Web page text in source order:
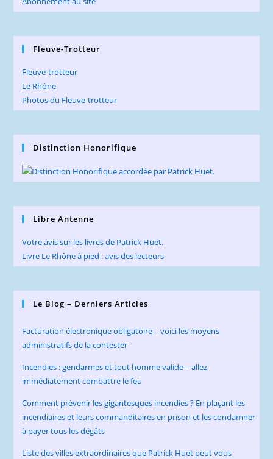
Fleuve-Trotteur
Fleuve-trotteur
Le Rhône
Photos du Fleuve-trotteur
Distinction Honorifique
Libre Antenne
Votre avis sur les livres de Patrick Huet.
Livre Le Rhône à pied : avis des lecteurs
Le Blog – Derniers Articles
Facturation électronique obligatoire – voici les moyens
administratifs de la contester
Incendies : gendarmes et tout homme valide – allez
immédiatement combattre le feu
Comment prévenir les gigantesques incendies ? En plaçant les
incendiaires et leurs commanditaires en prison et les condamner
à payer tous les dégâts
Liste des villes extraordinaires que Patrick Huet peut vous